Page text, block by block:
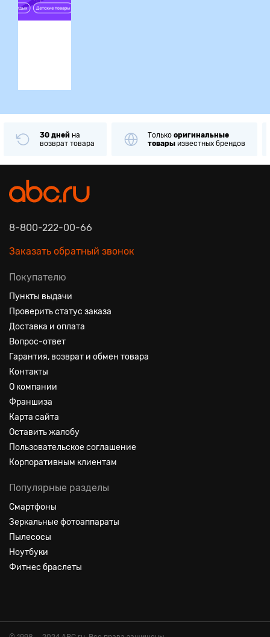
30 дней на
возврат товара
Только оригинальные
товары известных брендов
8-800-222-00-66
Заказать обратный звонок
Покупателю
Пункты выдачи
Проверить статус заказа
Доставка и оплата
Вопрос-ответ
Гарантия, возврат и обмен товара
Контакты
О компании
Франшиза
Карта сайта
Оставить жалобу
Пользовательское соглашение
Корпоративным клиентам
Популярные разделы
Смартфоны
Зеркальные фотоаппараты
Пылесосы
Ноутбуки
Фитнес браслеты